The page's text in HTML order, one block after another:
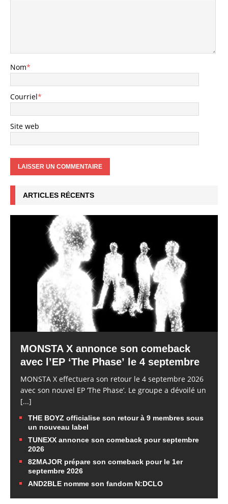
Nom*
Courriel*
Site web
ARTICLES RÉCENTS
MONSTA X annonce son comeback
avec l’EP ‘The Phase’ le 4 septembre
MONSTA X effectuera son retour le 4 septembre 2026
avec son nouvel EP ‘The Phase’. Le groupe a dévoilé un
[...]
THE BOYZ officialise son retour à 9 membres sous
un nouveau label
TUNEXX annonce son comeback pour septembre
2026
82MAJOR prépare son comeback pour le 1er
septembre 2026
AND2BLE nomme son fandom N:DCLO